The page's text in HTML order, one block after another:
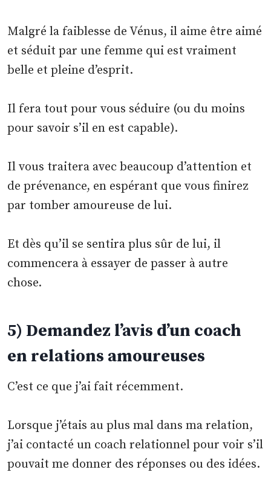
Malgré la faiblesse de Vénus, il aime être aimé
et séduit par une femme qui est vraiment
belle et pleine d’esprit.
Il fera tout pour vous séduire (ou du moins
pour savoir s’il en est capable).
Il vous traitera avec beaucoup d’attention et
de prévenance, en espérant que vous finirez
par tomber amoureuse de lui.
Et dès qu’il se sentira plus sûr de lui, il
commencera à essayer de passer à autre
chose.
5) Demandez l’avis d’un coach
en relations amoureuses
C’est ce que j’ai fait récemment.
Lorsque j’étais au plus mal dans ma relation,
j’ai contacté un coach relationnel pour voir s’il
pouvait me donner des réponses ou des idées.